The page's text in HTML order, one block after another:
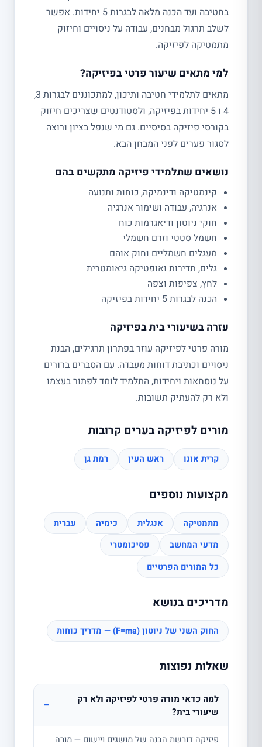
בחטיבה ועד הכנה מלאה לבגרות 5 יחידות. אפשר
לשלב תרגול מבחנים, עבודה על ניסויים וחיזוק
מתמטיקה לפיזיקה.
למי מתאים שיעור פרטי בפיזיקה?
מתאים לתלמידי חטיבה ותיכון, למתכוננים לבגרות 3,
4 ו 5 יחידות בפיזיקה, ולסטודנטים שצריכים חיזוק
בקורסי פיזיקה בסיסיים. גם מי שנפל בציון ורוצה
לסגור פערים לפני המבחן הבא.
נושאים שתלמידי פיזיקה מתקשים בהם
קינמטיקה ודינמיקה, כוחות ותנועה
אנרגיה, עבודה ושימור אנרגיה
חוקי ניוטון ודיאגרמות כוח
חשמל סטטי וזרם חשמלי
מעגלים חשמליים וחוק אוהם
גלים, תדירות ואופטיקה גיאומטרית
לחץ, צפיפות וצפה
הכנה לבגרות 5 יחידות בפיזיקה
עזרה בשיעורי בית בפיזיקה
מורה פרטי לפיזיקה עוזר בפתרון תרגילים, הבנת
ניסויים וכתיבת דוחות מעבדה. עם הסברים ברורים
על נוסחאות ויחידות, התלמיד לומד לפתור בעצמו
ולא רק להעתיק תשובות.
מורים לפיזיקה בערים קרובות
קרית אונו ראש העין רמת גן
מקצועות נוספים
מתמטיקה אנגלית כימיה
עברית
מדעי המחשב
פסיכומטרי
כל המורים הפרטיים
מדריכים בנושא
החוק השני של ניוטון (F=ma) — מדריך כוחות
שאלות נפוצות
למה כדאי מורה פרטי לפיזיקה ולא רק
שיעורי בית?
−
פיזיקה דורשת הבנה של מושגים ויישום — מורה